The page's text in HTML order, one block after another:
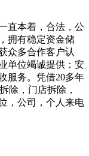
直本着，合法，公
拥有稳定资金储
众多合作客户认
单位竭诚提供：安
服务。凭借20多年
除，门店拆除，
，公司，个人来电